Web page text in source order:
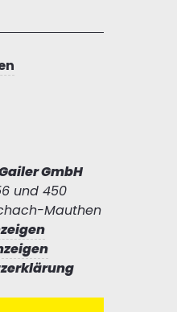
GmbH
und 450
Mauthen